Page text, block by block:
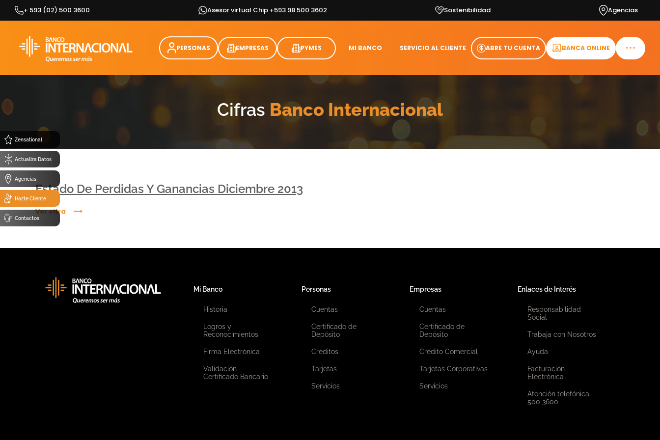
Zensational
Actualiza Datos
Agencias
Hazte Cliente
Contactos
Skip
+ 593 (02) 500 3600 Asesor virtual Chip +593 98 500 3602 Sostenibilidad Agencias
PERSONAS EMPRESAS PYMES MI BANCO SERVICIO AL CLIENTE ABRE TU CUENTA BANCA ONLINE
Cifras Banco Internacional
Estado De Perdidas Y Ganancias Diciembre 2013
Ver cifra
Mi Banco
Historia
Logros y
Reconocimientos
Firma Electrónica
Validación
Certificado Bancario
Personas
Cuentas
Certificado de
Depósito
Créditos
Tarjetas
Servicios
Empresas
Cuentas
Certificado de
Depósito
Crédito Comercial
Tarjetas Corporativas
Servicios
Enlaces de Interés
Responsabilidad
Social
Trabaja con Nosotros
Ayuda
Facturación
Electrónica
Atención telefónica
500 3600